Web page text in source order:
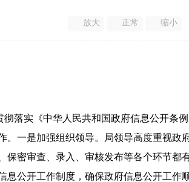
放大 正常 缩小
落实《中华人民共和国政府信息公开条
一是加强组织领导。局领导高度重视
密审查、录入、审核发布等各个环节
息公开工作制度，确保政府信息公开工